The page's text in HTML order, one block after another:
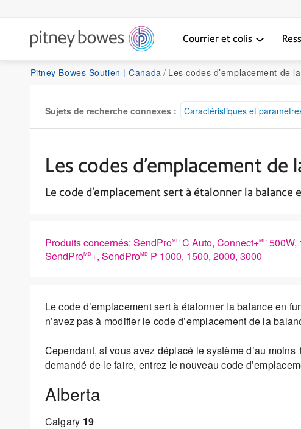
Courrier et colis
Pitney Bowes Soutien | Canada Les codes d’emplacement de la
Sujets de recherche connexes : Caractéristiques et
Les codes d’emplacement de
Le code d’emplacement sert à étalonner la
Produits concernés: SendProMDC Auto, Connect+MD500W,
SendProMD+, SendProMDP 1000, 1500, 2000, 3000
Le code d’emplacement sert à étalonner la balance en
n’avez pas à modifier le code d’emplacement de la
Cependant, si vous avez déplacé le système d’au
demandé de le faire, entrez le nouveau code
Alberta
Calgary 19